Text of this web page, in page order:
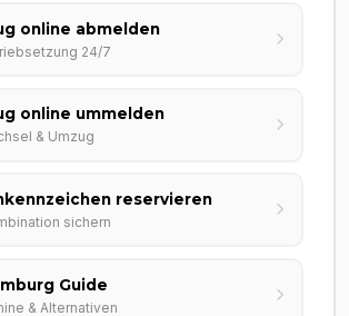
online abmelden
24/7
online ummelden
& Umzug
reservieren
sichern
Guide
& Alternativen